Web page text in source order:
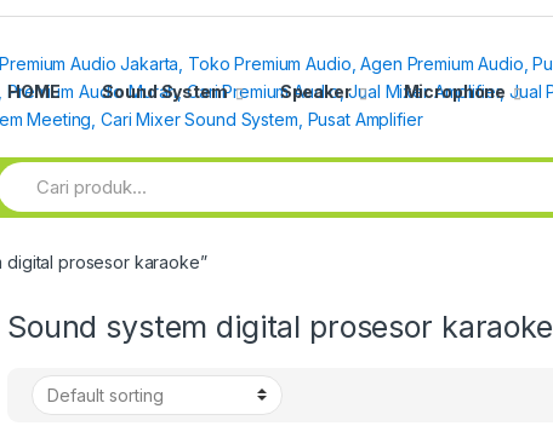
HOME
Sound System Speaker Microphone
Search
digital prosesor karaoke”
Sound system digital prosesor karaoke